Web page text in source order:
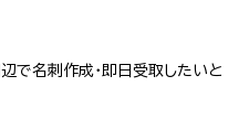
で名刺作成・即日受取したいと